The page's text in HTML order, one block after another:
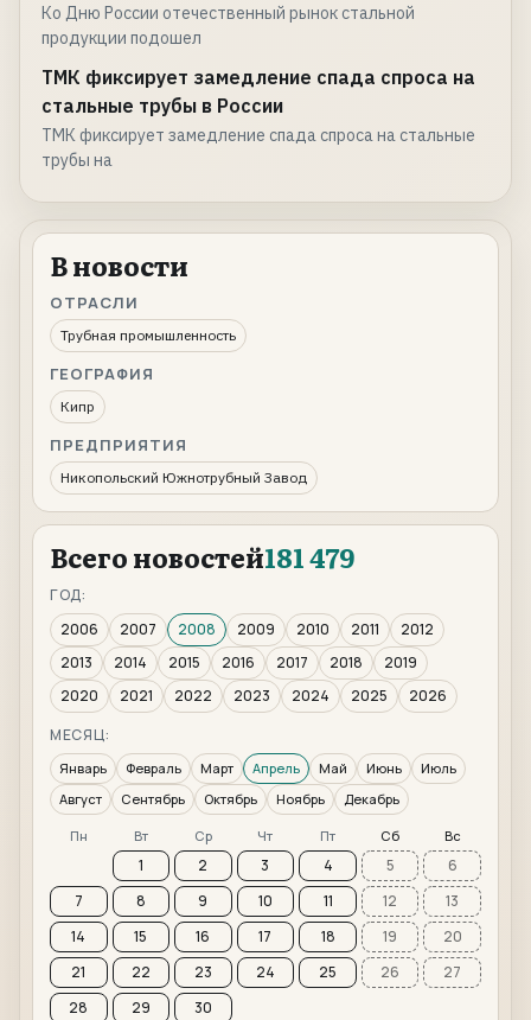
Ко Дню России отечественный рынок стальной
продукции подошел
ТМК фиксирует замедление спада спроса на
стальные трубы в России
ТМК фиксирует замедление спада спроса на стальные
трубы на
В новости
ОТРАСЛИ
Трубная промышленность
ГЕОГРАФИЯ
Кипр
ПРЕДПРИЯТИЯ
Никопольский Южнотрубный Завод
Всего новостей181 479
ГОД:
2006
2007 2008 2009 2010 2011
2012
2013
2014 2015 2016 2017 2018
2019
2020
2021 2022 2023 2024 2025
2026
МЕСЯЦ:
Январь Февраль Март Апрель Май Июнь
Июль
Август
Сентябрь Октябрь Ноябрь Декабрь
Пн Вт Ср Чт Пт Сб Вс
1 2 3 4 5
6
7
8 9 10 11 12
13
14
15 16 17 18 19
20
21
22 23 24 25 26
27
28
29 30